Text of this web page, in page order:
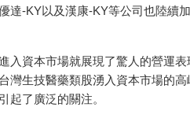
達-KY以及漢康-KY等公司也陸續
入資本市場就展現了驚人的營運
灣生技醫藥類股湧入資本市場的
起了廣泛的關注。